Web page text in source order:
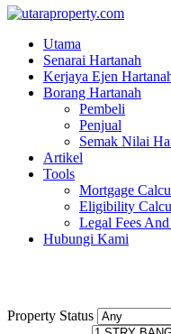
Utama
Senarai Hartanah
Kerjaya Ejen
Borang Hartanah
Pembeli
Penjual
Semak Nilai
Artikel
Tools
Mortgage
Eligibility
Legal Fees
Hubungi Kami
Property Status